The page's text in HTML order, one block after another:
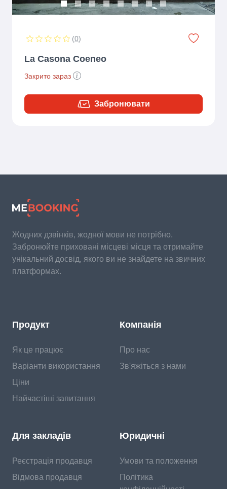
(0)
La Casona Coeneo
Закрито зараз
Забронювати
Жодних дзвінків, жодної мови не потрібно.
Забронюйте приховані місцеві місця та отримайте
унікальний досвід, якого ви не знайдете на звичних
платформах.
Продукт
Як це працює
Варіанти використання
Ціни
Найчастіші запитання
Компанія
Про нас
Зв'яжіться з нами
Для закладів
Реєстрація продавця
Відмова продавця
Юридичні
Умови та положення
Політика